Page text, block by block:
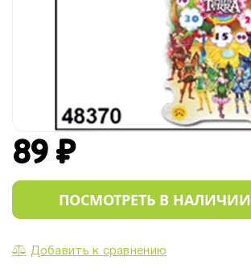
89 ₽
ПОСМОТРЕТЬ В НАЛИЧИИ
Добавить к сравнению